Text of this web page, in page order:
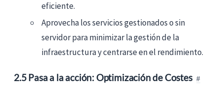
eficiente.
Aprovecha los servicios gestionados o sin
servidor para minimizar la gestión de la
infraestructura y centrarse en el rendimiento.
2.5 Pasa a la acción: Optimización de Costes